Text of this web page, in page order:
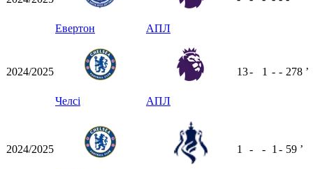
Евертон АПЛ
2024/2025
Челсі АПЛ
13- 1 - - 278 ʼ
2024/2025 1 - - 1 - 59 ʼ